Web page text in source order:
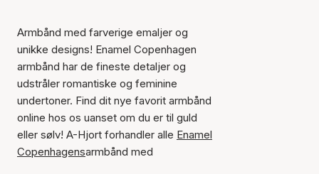
Armbånd med farverige emaljer og
unikke designs! Enamel Copenhagen
armbånd har de fineste detaljer og
udstråler romantiske og feminine
undertoner. Find dit nye favorit armbånd
online hos os uanset om du er til guld
eller sølv! A-Hjort forhandler alle Enamel
Copenhagensarmbånd med